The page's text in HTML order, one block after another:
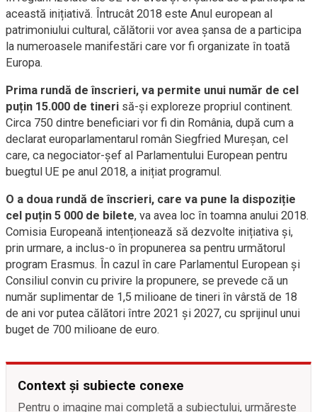
această inițiativă. Întrucât 2018 este Anul european al
patrimoniului cultural, călătorii vor avea șansa de a participa
la numeroasele manifestări care vor fi organizate în toată
Europa.
Prima rundă de înscrieri, va permite unui număr de cel
puțin 15.000 de tineri să-și exploreze propriul continent.
Circa 750 dintre beneficiari vor fi din România, după cum a
declarat europarlamentarul român Siegfried Mureșan, cel
care, ca negociator-șef al Parlamentului European pentru
buegtul UE pe anul 2018, a inițiat programul.
O a doua rundă de înscrieri, care va pune la dispoziție
cel puțin 5 000 de bilete, va avea loc în toamna anului 2018.
Comisia Europeană intenționează să dezvolte inițiativa și,
prin urmare, a inclus-o în propunerea sa pentru următorul
program Erasmus. În cazul în care Parlamentul European și
Consiliul convin cu privire la propunere, se prevede că un
număr suplimentar de 1,5 milioane de tineri în vârstă de 18
de ani vor putea călători între 2021 și 2027, cu sprijinul unui
buget de 700 milioane de euro.
Context și subiecte conexe
Pentru o imagine mai completă a subiectului, urmărește